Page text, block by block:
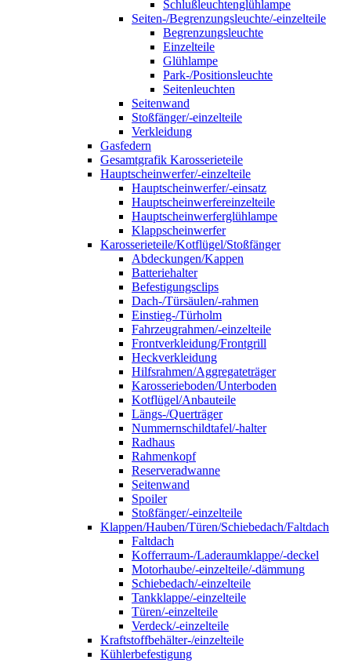
Schlußleuchtenglühlampe
Seiten-/Begrenzungsleuchte/-einzelteile
Begrenzungsleuchte
Einzelteile
Glühlampe
Park-/Positionsleuchte
Seitenleuchten
Seitenwand
Stoßfänger/-einzelteile
Verkleidung
Gasfedern
Gesamtgrafik Karosserieteile
Hauptscheinwerfer/-einzelteile
Hauptscheinwerfer/-einsatz
Hauptscheinwerfereinzelteile
Hauptscheinwerferglühlampe
Klappscheinwerfer
Karosserieteile/Kotflügel/Stoßfänger
Abdeckungen/Kappen
Batteriehalter
Befestigungsclips
Dach-/Türsäulen/-rahmen
Einstieg-/Türholm
Fahrzeugrahmen/-einzelteile
Frontverkleidung/Frontgrill
Heckverkleidung
Hilfsrahmen/Aggregateträger
Karosserieboden/Unterboden
Kotflügel/Anbauteile
Längs-/Querträger
Nummernschildtafel/-halter
Radhaus
Rahmenkopf
Reserveradwanne
Seitenwand
Spoiler
Stoßfänger/-einzelteile
Klappen/Hauben/Türen/Schiebedach/Faltdach
Faltdach
Kofferraum-/Laderaumklappe/-deckel
Motorhaube/-einzelteile/-dämmung
Schiebedach/-einzelteile
Tankklappe/-einzelteile
Türen/-einzelteile
Verdeck/-einzelteile
Kraftstoffbehälter-/einzelteile
Kühlerbefestigung